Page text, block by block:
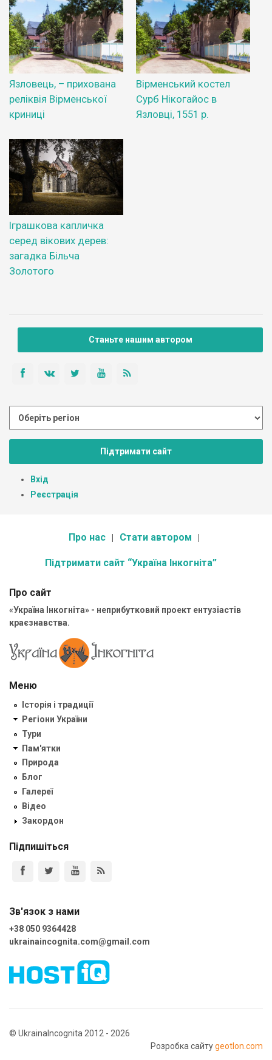
Язловець, – прихована
реліквія Вірменської
криниці
Вірменський костел
Сурб Нікогайос в
Язловці, 1551 р.
Іграшкова капличка
серед вікових дерев:
загадка Більча
Золотого
Станьте нашим автором
Підтримати сайт
Вхід
Реєстрація
Про нас Стати автором
Підтримати сайт “Україна Інкогніта”
Про сайт
«Україна Інкогніта» - неприбутковий проект ентузіастів
краєзнавства.
Меню
Історія і традиції
Регіони України
Тури
Пам'ятки
Природа
Блог
Галереї
Відео
Закордон
Підпишіться
Зв'язок з нами
+38 050 9364428
ukrainaincognita.com@gmail.com
© UkrainaIncognita 2012 - 2026
Розробка сайтуgeotlon.com